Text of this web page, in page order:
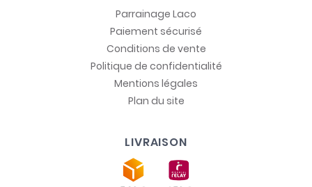
Parrainage Laco
Paiement sécurisé
Conditions de vente
Politique de confidentialité
Mentions légales
Plan du site
LIVRAISON